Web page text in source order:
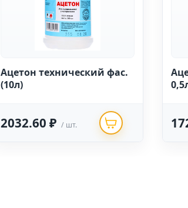
Ацетон технический фас.
(10л)
2032.60 ₽ / шт.